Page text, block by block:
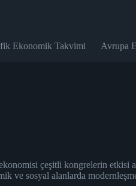
Ekonomik Takvimi Avrupa
çeşitli kongrelerin etkisi
ve sosyal alanlarda